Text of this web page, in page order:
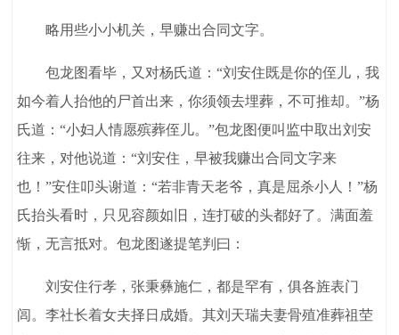
略用些小小机关，早赚出合同文字。
包龙图看毕，又对杨氏道：“刘安住既是你的侄儿，我
如今着人抬他的尸首出来，你须领去埋葬，不可推却。”杨
氏道：“小妇人情愿殡葬侄儿。”包龙图便叫监中取出刘安
往来，对他说道：“刘安住，早被我赚出合同文字来
也！”安住叩头谢道：“若非青天老爷，真是屈杀小人！”杨
氏抬头看时，只见容颜如旧，连打破的头都好了。满面羞
惭，无言抵对。包龙图遂提笔判曰：
刘安住行孝，张秉彝施仁，都是罕有，俱各旌表门
闾。李社长着女夫择日成婚。其刘天瑞夫妻骨殖准葬祖茔